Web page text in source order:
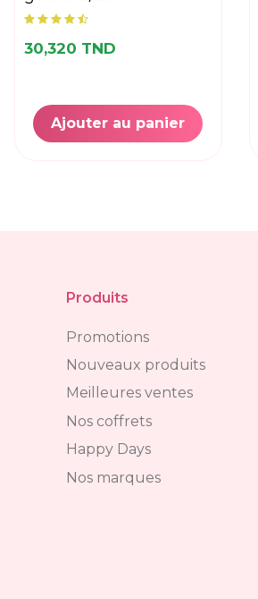
30,320 TND
Ajouter au panier
Produits
Promotions
Nouveaux produits
Meilleures ventes
Nos coffrets
Happy Days
Nos marques